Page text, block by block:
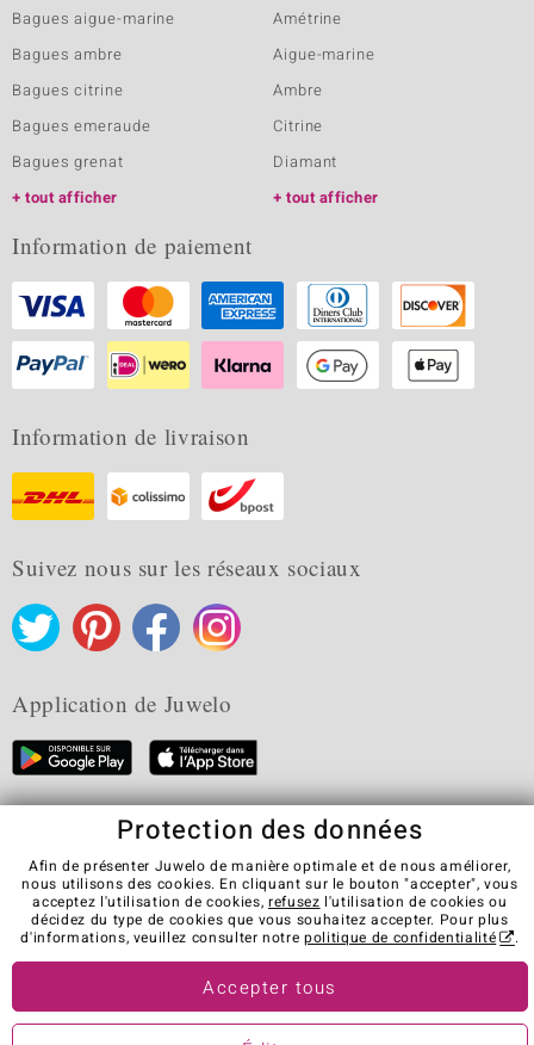
Bagues aigue-marine
Bagues ambre
Bagues citrine
Bagues emeraude
Bagues grenat
tout afficher
Amétrine
Aigue-marine
Ambre
Citrine
Diamant
tout afficher
Information de paiement
Information de livraison
Suivez nous sur les réseaux sociaux
Application de Juwelo
CGV Protection des données
Cookies
Mentions légales
Contact
Révocation du contrat
Visit our stores in other countries:
© Juwelo Deutschland GmbH (une société de elumeo SE)
Protection des données
Afin de présenter Juwelo de manière optimale et de nous améliorer,
nous utilisons des cookies. En cliquant sur le bouton "accepter", vous
acceptez l'utilisation de cookies, refusez l'utilisation de cookies ou
décidez du type de cookies que vous souhaitez accepter. Pour plus
d'informations, veuillez consulter notrepolitique de confidentialité .
Accepter tous